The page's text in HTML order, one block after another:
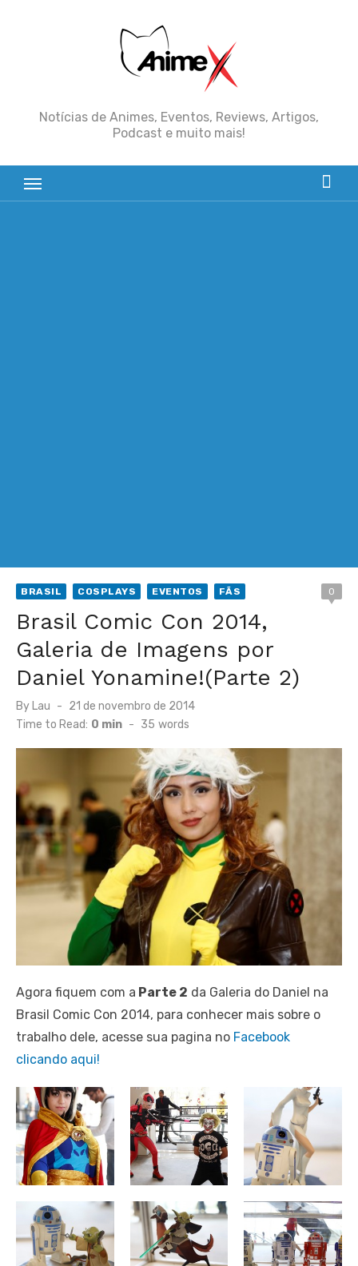
Notícias de Animes, Eventos, Reviews, Artigos,
Podcast e muito mais!
BRASIL COSPLAYS EVENTOS FÃS 0
Brasil Comic Con 2014,
Galeria de Imagens por
Daniel Yonamine!(Parte 2)
By Lau
Posted
on
21 de novembro de 2014
Time to Read: 0 min - 35 words
Agora fiquem com a Parte 2 da Galeria do Daniel na
Brasil Comic Con 2014, para conhecer mais sobre o
trabalho dele, acesse sua pagina no Facebook
clicando aqui!